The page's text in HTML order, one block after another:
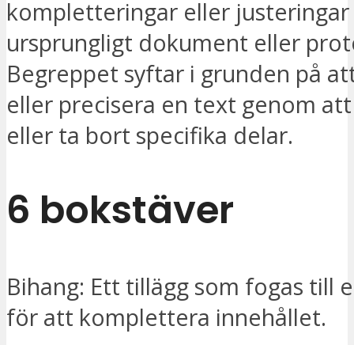
kompletteringar eller
ursprungligt dokument eller
Begreppet syftar i grunden på
eller precisera en text genom
eller ta bort specifika delar.
6 bokstäver
Bihang: Ett tillägg som fogas till
för att komplettera innehållet.